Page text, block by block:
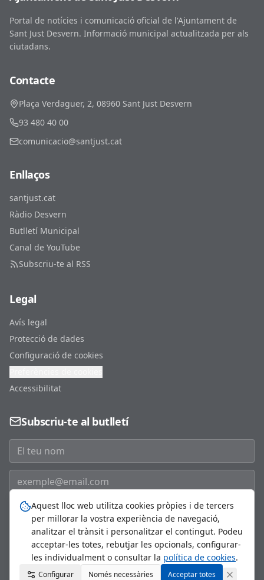
Portal de notícies i comunicació oficial de l'Ajuntament de
Sant Just Desvern. Informació municipal actualitzada per als
ciutadans.
Contacte
Plaça Verdaguer, 2, 08960 Sant Just Desvern
93 480 40 00
comunicacio@santjust.cat
Enllaços
santjust.cat
Ràdio Desvern
Butlletí Municipal
Canal de YouTube
Subscriu-te al RSS
Legal
Avís legal
Protecció de dades
Configuració de cookies
Accessibilitat
Subscriu-te al butlletí
Subscriure'm
©2026Ajuntament de Sant Just Desvern. Tots els drets
reservats.
Aquest lloc web utilitza cookies pròpies i de tercers
per millorar la vostra experiència de navegació,
analitzar el trànsit i personalitzar el contingut. Podeu
acceptar-les totes, rebutjar les opcionals, configurar-
les individualment o consultar la política de cookies.
Configurar Només necessàries Acceptar totes